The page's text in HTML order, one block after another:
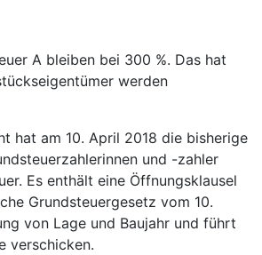
A bleiben bei 300 %. Das hat
werden
hat am 10. April 2018 die bisherige
und -zahler
Es enthält eine Öffnungsklausel
Grundsteuergesetz vom 10.
von Lage und Baujahr und führt
verschicken.